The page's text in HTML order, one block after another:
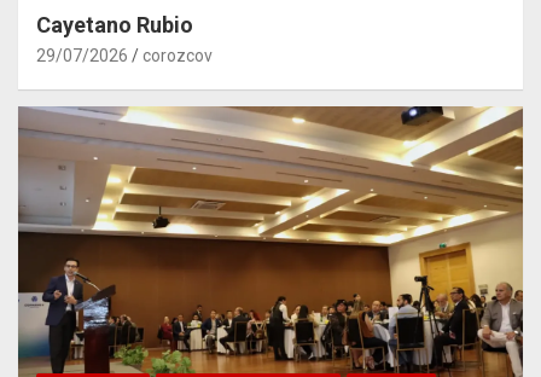
Cayetano Rubio
29/07/2026 corozcov